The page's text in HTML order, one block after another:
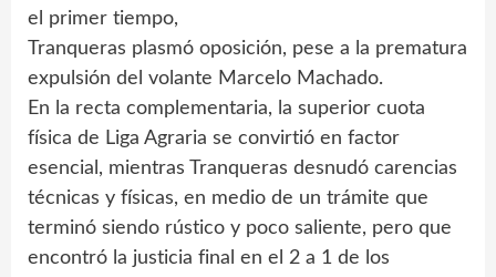
el primer tiempo,
Tranqueras plasmó oposición, pese a la prematura
expulsión del volante Marcelo Machado.
En la recta complementaria, la superior cuota
física de Liga Agraria se convirtió en factor
esencial, mientras Tranqueras desnudó carencias
técnicas y físicas, en medio de un trámite que
terminó siendo rústico y poco saliente, pero que
encontró la justicia final en el 2 a 1 de los